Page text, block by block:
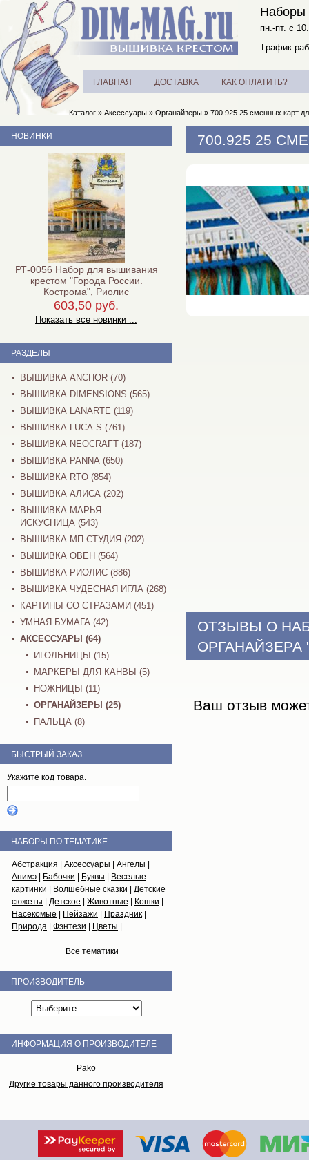
Наборы
пн.-пт. с
График
ГЛАВНАЯ ДОСТАВКА КАК ОПЛАТИТЬ?
Каталог » Аксессуары » Органайзеры » 700.925 25 сменных карт
700.925 25
ОТЗЫВЫ О
ОРГАНАЙЗЕРА
Ваш отзыв
НОВИНКИ
РТ-0056 Набор для вышивания
крестом "Города России.
Кострома", Риолис
603,50 руб.
Показать все новинки ...
РАЗДЕЛЫ
ВЫШИВКА ANCHOR (70)
ВЫШИВКА DIMENSIONS (565)
ВЫШИВКА LANARTE (119)
ВЫШИВКА LUCA-S (761)
ВЫШИВКА NEOCRAFT (187)
ВЫШИВКА PANNA (650)
ВЫШИВКА RTO (854)
ВЫШИВКА АЛИСА (202)
ВЫШИВКА МАРЬЯ
ИСКУСНИЦА (543)
ВЫШИВКА МП СТУДИЯ (202)
ВЫШИВКА ОВЕН (564)
ВЫШИВКА РИОЛИС (886)
ВЫШИВКА ЧУДЕСНАЯ ИГЛА (268)
КАРТИНЫ СО СТРАЗАМИ (451)
УМНАЯ БУМАГА (42)
АКСЕССУАРЫ (64)
ИГОЛЬНИЦЫ (15)
МАРКЕРЫ ДЛЯ КАНВЫ (5)
НОЖНИЦЫ (11)
ОРГАНАЙЗЕРЫ (25)
ПАЛЬЦА (8)
БЫСТРЫЙ ЗАКАЗ
Укажите код товара.
НАБОРЫ ПО ТЕМАТИКЕ
Абстракция Аксессуары Ангелы
Анимэ
Бабочки Буквы
Веселые
картинки
Волшебные сказки
Детские
сюжеты
Детское Животные Кошки
Насекомые
Пейзажи Праздник
Природа
Фэнтези Цветы | ...
Все тематики
ПРОИЗВОДИТЕЛЬ
ИНФОРМАЦИЯ О ПРОИЗВОДИТЕЛЕ
Pako
Другие товары данного производителя